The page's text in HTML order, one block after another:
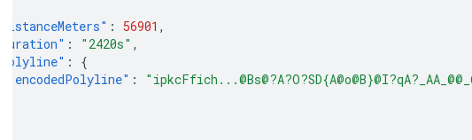
"distanceMeters" : 56901 ,
"duration" : "2420s" ,
"polyline" :
{
"encodedPolyline" :